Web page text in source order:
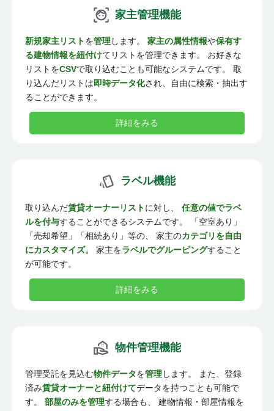
家主管理機能
新規家主リストを管理します。 家主の属性情報や保有す
る建物情報を紐付けてリストを管理できます。 お好きな
リストをCSVで取り込むことも可能なシステムです。 取
り込んだリストは即時データ化され、自由に検索・抽出す
ることができます。
詳細をみる
ラベル機能
取り込んだ賃貸オーナーリストに対し、 任意の値でラベ
ルを付与することができるシステムです。 「空室あり」
「売却希望」「相続あり」等の、 家主のカテゴリを自由
にカスタマイズ。
家主をラベルでグルーピングすること
が可能です。
詳細をみる
物件管理機能
管理受託を見込む物件データを管理します。 また、登録
済み賃貸オーナーと紐付けてデータを持つことも可能で
す。 部屋のみを管理する場合も、 建物情報・部屋情報を